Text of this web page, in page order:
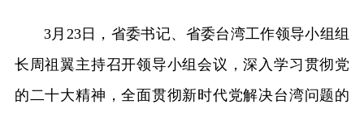
3月23日，省委书记、省委台湾工作领导小组组
长周祖翼主持召开领导小组会议，深入学习贯彻党
的二十大精神，全面贯彻新时代党解决台湾问题的